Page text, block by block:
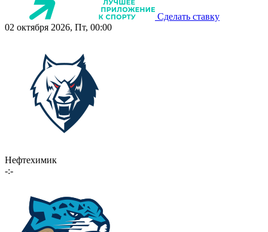
Сделать ставку
02 октября 2026, Пт, 00:00
Нефтехимик
-:-